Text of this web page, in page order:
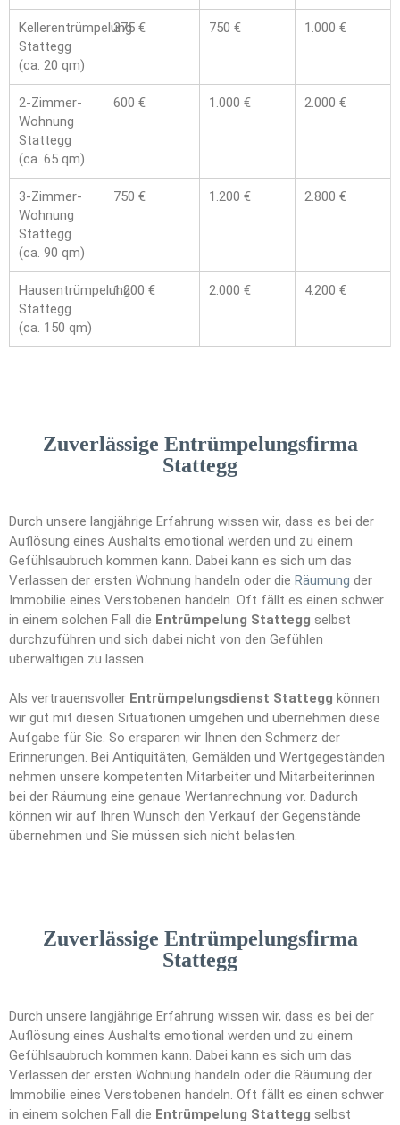
Kellerentrümpelung
Stattegg
(ca. 20 qm)
375 € 750 € 1.000 €
2-Zimmer-
Wohnung
Stattegg
(ca. 65 qm)
600 € 1.000 € 2.000 €
3-Zimmer-
Wohnung
Stattegg
(ca. 90 qm)
750 € 1.200 € 2.800 €
Hausentrümpelung
Stattegg
(ca. 150 qm)
1.200 € 2.000 € 4.200 €
Zuverlässige Entrümpelungsfirma
Stattegg
Durch unsere langjährige Erfahrung wissen wir, dass es bei der
Auflösung eines Aushalts emotional werden und zu einem
Gefühlsaubruch kommen kann. Dabei kann es sich um das
Verlassen der ersten Wohnung handeln oder die Räumung der
Immobilie eines Verstobenen handeln. Oft fällt es einen schwer
in einem solchen Fall die Entrümpelung Stattegg selbst
durchzuführen und sich dabei nicht von den Gefühlen
überwältigen zu lassen.
Als vertrauensvoller Entrümpelungsdienst Stattegg können
wir gut mit diesen Situationen umgehen und übernehmen diese
Aufgabe für Sie. So ersparen wir Ihnen den Schmerz der
Erinnerungen. Bei Antiquitäten, Gemälden und Wertgegeständen
nehmen unsere kompetenten Mitarbeiter und Mitarbeiterinnen
bei der Räumung eine genaue Wertanrechnung vor. Dadurch
können wir auf Ihren Wunsch den Verkauf der Gegenstände
übernehmen und Sie müssen sich nicht belasten.
Zuverlässige Entrümpelungsfirma
Stattegg
Durch unsere langjährige Erfahrung wissen wir, dass es bei der
Auflösung eines Aushalts emotional werden und zu einem
Gefühlsaubruch kommen kann. Dabei kann es sich um das
Verlassen der ersten Wohnung handeln oder die Räumung der
Immobilie eines Verstobenen handeln. Oft fällt es einen schwer
in einem solchen Fall die Entrümpelung Stattegg selbst